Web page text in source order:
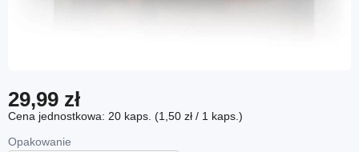
29,99 zł
Cena jednostkowa: 20 kaps. (1,50 zł / 1 kaps.)
Opakowanie